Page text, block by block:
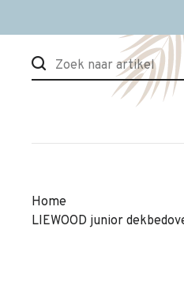
Home
LIEWOOD junior